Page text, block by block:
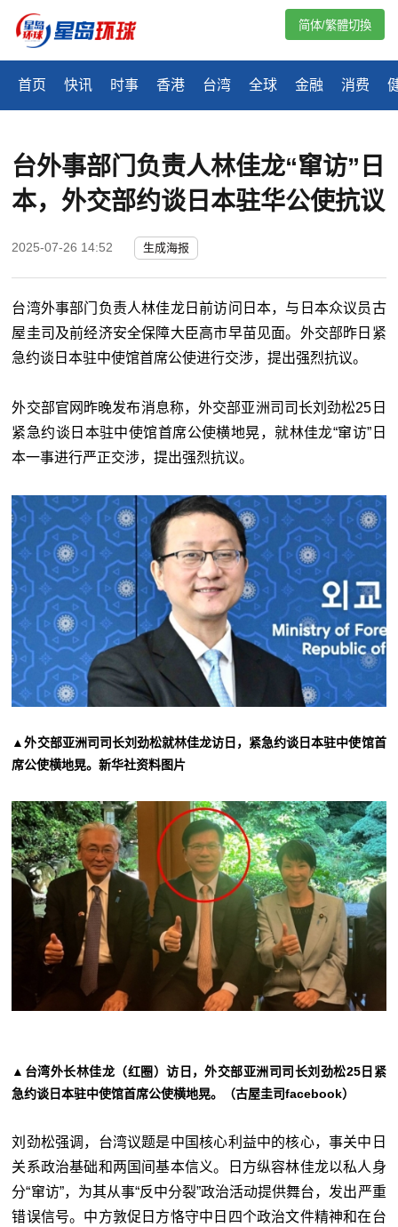
首页 快讯 时事 香港 台湾 全球 金融 消费
简体/繁體切換
台外事部门负责人林佳龙“窜访”日
本，外交部约谈日本驻华公使抗议
2025-07-26 14:52 生成海报
台湾外事部门负责人林佳龙日前访问日本，与日本众议员古
屋圭司及前经济安全保障大臣高市早苗见面。外交部昨日紧
急约谈日本驻中使馆首席公使进行交涉，提出强烈抗议。
外交部官网昨晚发布消息称，外交部亚洲司司长刘劲松25日
紧急约谈日本驻中使馆首席公使横地晃，就林佳龙“窜访”日
本一事进行严正交涉，提出强烈抗议。
▲外交部亚洲司司长刘劲松就林佳龙访日，紧急约谈日本驻中使馆首
席公使横地晃。新华社资料图片
▲台湾外长林佳龙（红圈）访日，外交部亚洲司司长刘劲松25日紧
急约谈日本驻中使馆首席公使横地晃。（古屋圭司facebook）
刘劲松强调，台湾议题是中国核心利益中的核心，事关中日
关系政治基础和两国间基本信义。日方纵容林佳龙以私人身
分“窜访”，为其从事“反中分裂”政治活动提供舞台，发出严重
错误信号。中方敦促日方恪守中日四个政治文件精神和在台